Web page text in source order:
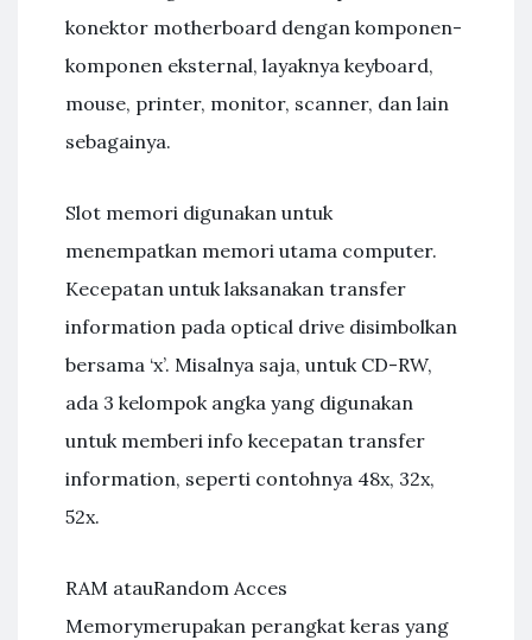
konektor motherboard dengan komponen-
komponen eksternal, layaknya keyboard,
mouse, printer, monitor, scanner, dan lain
sebagainya.
Slot memori digunakan untuk
menempatkan memori utama computer.
Kecepatan untuk laksanakan transfer
information pada optical drive disimbolkan
bersama ‘x’. Misalnya saja, untuk CD-RW,
ada 3 kelompok angka yang digunakan
untuk memberi info kecepatan transfer
information, seperti contohnya 48x, 32x,
52x.
RAM atauRandom Acces
Memorymerupakan perangkat keras yang